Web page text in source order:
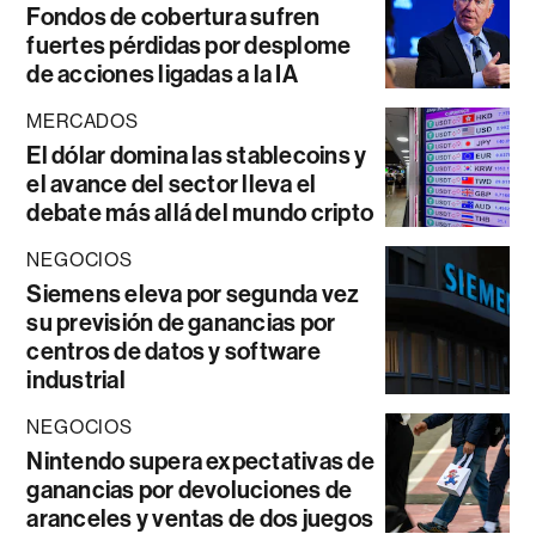
Fondos de cobertura sufren
fuertes pérdidas por desplome
de acciones ligadas a la IA
MERCADOS
El dólar domina las stablecoins y
el avance del sector lleva el
debate más allá del mundo cripto
NEGOCIOS
Siemens eleva por segunda vez
su previsión de ganancias por
centros de datos y software
industrial
NEGOCIOS
Nintendo supera expectativas de
ganancias por devoluciones de
aranceles y ventas de dos juegos